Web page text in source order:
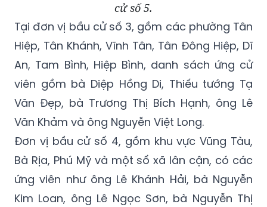
cử số 5.
Tại đơn vị bầu cử số 3, gồm các phường Tân
Hiệp, Tân Khánh, Vĩnh Tân, Tân Đông Hiệp, Dĩ
An, Tam Bình, Hiệp Bình, danh sách ứng cử
viên gồm bà Diệp Hồng Di, Thiếu tướng Tạ
Văn Đẹp, bà Trương Thị Bích Hạnh, ông Lê
Văn Khảm và ông Nguyễn Việt Long.
Đơn vị bầu cử số 4, gồm khu vực Vũng Tàu,
Bà Rịa, Phú Mỹ và một số xã lân cận, có các
ứng viên như ông Lê Khánh Hải, bà Nguyễn
Kim Loan, ông Lê Ngọc Sơn, bà Nguyễn Thị